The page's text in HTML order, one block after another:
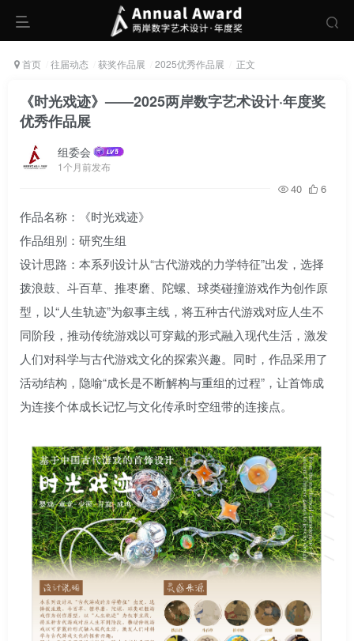
首页 往届动态 获奖作品展 2025优秀作品展 正文
《时光戏迹》——2025两岸数字艺术设计·年度奖
优秀作品展
组委会
1个月前发布
40 6
作品名称：《时光戏迹》
作品组别：研究生组
设计思路：本系列设计从“古代游戏的力学特征”出发，选择
拨浪鼓、斗百草、推枣磨、陀螺、球类碰撞游戏作为创作原
型，以“人生轨迹”为叙事主线，将五种古代游戏对应人生不
同阶段，推动传统游戏以可穿戴的形式融入现代生活，激发
人们对科学与古代游戏文化的探索兴趣。同时，作品采用了
活动结构，隐喻“成长是不断解构与重组的过程”，让首饰成
为连接个体成长记忆与文化传承时空纽带的连接点。